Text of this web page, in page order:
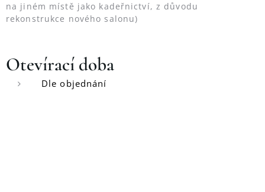
na jiném místě jako kadeřnictví, z důvodu
rekonstrukce nového salonu)
Otevírací doba
Dle objednání